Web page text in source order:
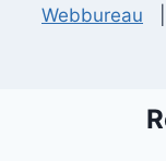
Webbureau |